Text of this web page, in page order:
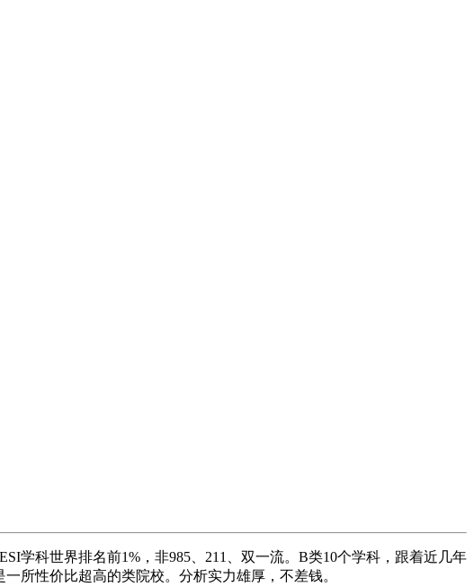
科世界排名前1%，非985、211、双一流。B类10个学科，跟着近几年
所性价比超高的类院校。分析实力雄厚，不差钱。